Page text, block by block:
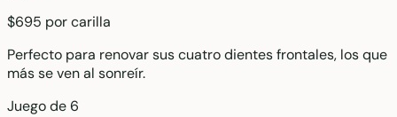
$695 por carilla
Perfecto para renovar sus cuatro dientes frontales, los que
más se ven al sonreír.
Juego de 6